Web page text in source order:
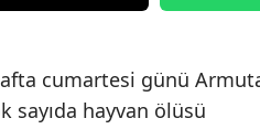
Gaziantep
cumartesi günü
sayıda hayvan ölüsü